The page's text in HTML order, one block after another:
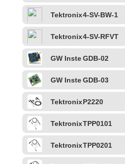
Tektronix4-SV-BW-1
Tektronix4-SV-RFVT
GW InsteGDB-02
GW InsteGDB-03
TektronixP2220
TektronixTPP0101
TektronixTPP0201